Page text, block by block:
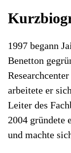
1997 begann
Benetton
arbeitete er
Leiter des
2004 gründete
und machte